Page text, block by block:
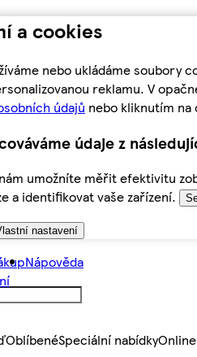
a cookies
nebo ukládáme soubory
reklamu. V
údajů nebo kliknutím na
údaje z
umožníte měřit efektivitu
a identifikovat vaše zařízení.
nastavení
Nápověda
OblíbenéSpeciální nabídky